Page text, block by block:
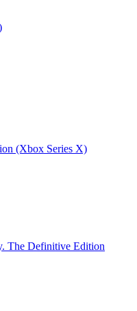
(Xbox Series X)
The Definitive Edition